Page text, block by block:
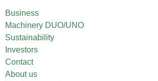
Business
Machinery DUO/UNO
Sustainability
Investors
Contact
About us